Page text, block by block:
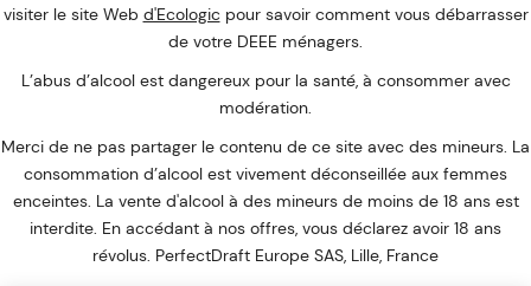
visiter le site Web d'Ecologic pour savoir comment vous débarrasser
de votre DEEE ménagers.
L’abus d’alcool est dangereux pour la santé, à consommer avec
modération.
Merci de ne pas partager le contenu de ce site avec des mineurs. La
consommation d’alcool est vivement déconseillée aux femmes
enceintes. La vente d'alcool à des mineurs de moins de 18 ans est
interdite. En accédant à nos offres, vous déclarez avoir 18 ans
révolus. PerfectDraft Europe SAS, Lille, France